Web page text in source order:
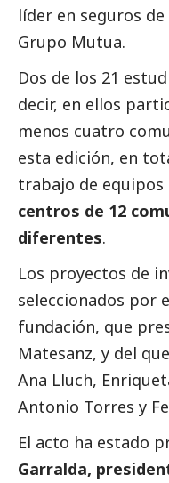
líder en seguros
Grupo Mutua.
Dos de los 21
decir, en ellos
menos cuatro
esta edición, en
trabajo de equipos
centros de 12
diferentes.
Los proyectos de
seleccionados por
fundación, que
Matesanz, y del
Ana Lluch,
Antonio Torres y
El acto ha estado
Garralda,